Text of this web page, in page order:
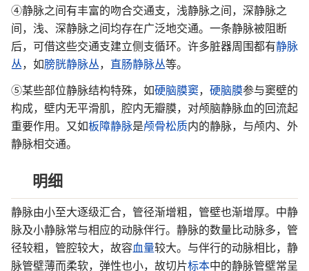
④静脉之间有丰富的吻合交通支，浅静脉之间，深静脉之
间，浅、深静脉之间均存在广泛地交通。一条静脉被阻断
后，可借这些交通支建立侧支循环。许多脏器周围都有静脉
丛，如膀胱静脉丛， 直肠静脉丛等。
⑤某些部位静脉结构特殊，如硬脑膜窦， 硬脑膜参与窦壁的
构成，壁内无平滑肌，腔内无瓣膜，对颅脑静脉血的回流起
重要作用。又如板障静脉是颅骨松质内的静脉，与颅内、外
静脉相交通。
明细
静脉由小至大逐级汇合，管径渐增粗，管壁也渐增厚。中静
脉及小静脉常与相应的动脉伴行。静脉的数量比动脉多，管
径较粗，管腔较大，故容血量较大。与伴行的动脉相比，静
脉管壁薄而柔软，弹性也小，故切片标本中的静脉管壁常呈